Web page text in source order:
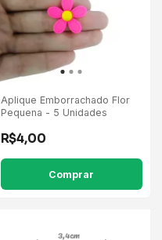
Aplique Emborrachado Flor
Pequena - 5 Unidades
R$4,00
Comprar